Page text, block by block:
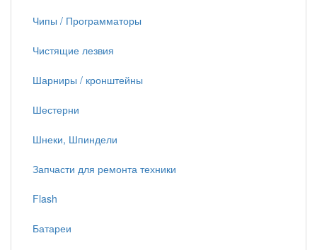
Чипы / Программаторы
Чистящие лезвия
Шарниры / кронштейны
Шестерни
Шнеки, Шпиндели
Запчасти для ремонта техники
Flash
Батареи